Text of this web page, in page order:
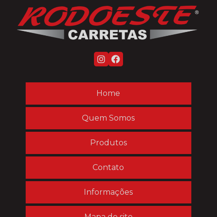
Empresas fabricantes de implementos rodoviários
Fabrica carroceria
Fabrica carroceria de caminhão
Fabrica de implementos rodoviários
Fabricante de carroceria
Fabricante de carrocerias metálicas
Fabricante de carrocerias para caminhões
Fabricante de implementos rodoviários no paraná
Truck carroceria a venda
Home
Quem Somos
Produtos
Contato
Informações